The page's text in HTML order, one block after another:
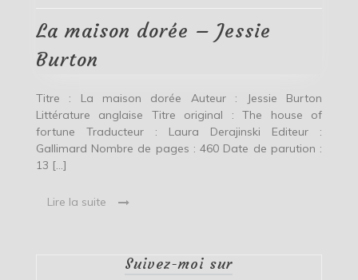
Burton
La maison dorée – Jessie
Burton
Titre : La maison dorée Auteur : Jessie Burton
Littérature anglaise Titre original : The house of
fortune Traducteur : Laura Derajinski Editeur :
Gallimard Nombre de pages : 460 Date de parution :
13 […]
Lire la suite
Suivez-moi sur